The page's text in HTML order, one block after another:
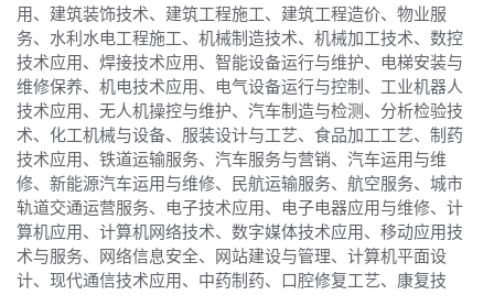
用、建筑装饰技术、建筑工程施工、建筑工程造价、物业服
务、水利水电工程施工、机械制造技术、机械加工技术、数控
技术应用、焊接技术应用、智能设备运行与维护、电梯安装与
维修保养、机电技术应用、电气设备运行与控制、工业机器人
技术应用、无人机操控与维护、汽车制造与检测、分析检验技
术、化工机械与设备、服装设计与工艺、食品加工工艺、制药
技术应用、铁道运输服务、汽车服务与营销、汽车运用与维
修、新能源汽车运用与维修、民航运输服务、航空服务、城市
轨道交通运营服务、电子技术应用、电子电器应用与维修、计
算机应用、计算机网络技术、数字媒体技术应用、移动应用技
术与服务、网络信息安全、网站建设与管理、计算机平面设
计、现代通信技术应用、中药制药、口腔修复工艺、康复技